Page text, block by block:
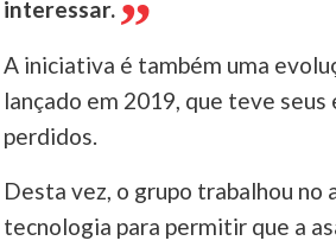
interessar.
A iniciativa é também uma
lançado em 2019, que teve
perdidos.
Desta vez, o grupo trabalhou no
tecnologia para permitir que a